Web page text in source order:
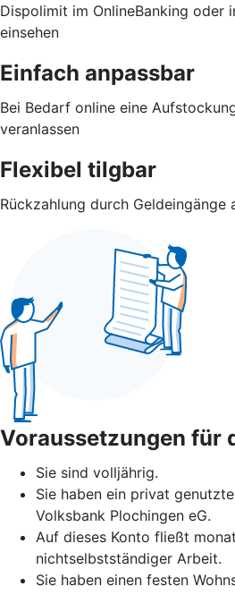
Dispolimit im OnlineBanking oder
einsehen
Einfach anpassbar
Bei Bedarf online eine
veranlassen
Flexibel tilgbar
Rückzahlung durch Geldeingänge
Voraussetzungen für
Sie sind volljährig.
Sie haben ein privat
Volksbank Plochingen eG.
Auf dieses Konto fließt
nichtselbstständiger Arbeit.
Sie haben einen festen